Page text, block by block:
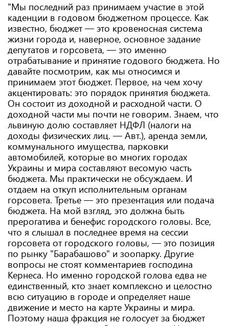
"Мы последний раз принимаем участие в этой
каденции в годовом бюджетном процессе. Как
известно, бюджет — это кровеносная система
жизни города и, наверное, основное задание
депутатов и горсовета, — это именно
отрабатывание и принятие годового бюджета. Но
давайте посмотрим, как мы относимся и
принимаем этот бюджет. Первое, на чем хочу
акцентировать: это порядок принятия бюджета.
Он состоит из доходной и расходной части. О
доходной части мы почти не говорим. Знаем, что
львиную долю составляет НДФЛ (налоги на
доходы физических лиц. — Авт.), аренда земли,
коммунального имущества, парковки
автомобилей, которые во многих городах
Украины и мира составляют весомую часть
бюджета. Мы практически не обсуждаем. И
отдаем на откуп исполнительным органам
горсовета. Третье — это презентация или подача
бюджета. На мой взгляд, это должна быть
прерогатива и бенефис городского головы. Все,
что я слышал в последнее время на сессии
горсовета от городского головы, — это позиция
по рынку "Барабашово" и зоопарку. Другие
вопросы не стоят комментариев господина
Кернеса. Но именно городской голова едва не
единственный, кто знает комплексно и целостно
всю ситуацию в городе и определяет наше
движение и место на карте Украины и мира.
Поэтому наша фракция не голосует за бюджет